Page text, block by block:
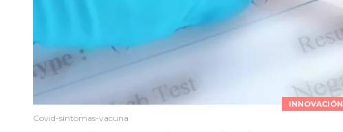
INNOVACIÓN
Covid-síntomas-vacuna